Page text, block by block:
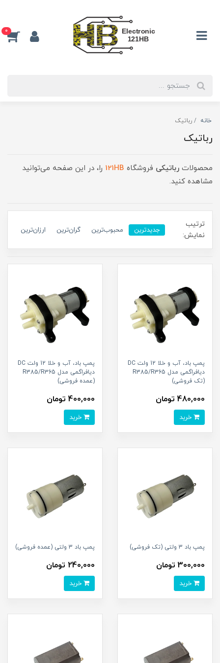
0
خانه رباتیک
رباتیک
محصولات رباتیکی فروشگاه 121HB را، در این صفحه می‌توانید
مشاهده کنید.
ترتیب
نمایش:
جدیدترین محبوب‌ترین گران‌ترین ارزان‌ترین
پمپ باد، آب و خلا 12 ولت DC
دیافراگمی مدل R385/R365
(تک فروشی)
480,000 تومان
پمپ باد، آب و خلا 12 ولت DC
دیافراگمی مدل R385/R365
(عمده فروشی)
400,000 تومان
پمپ باد 3 ولتی (تک فروشی)
300,000 تومان
پمپ باد 3 ولتی (عمده فروشی)
240,000 تومان